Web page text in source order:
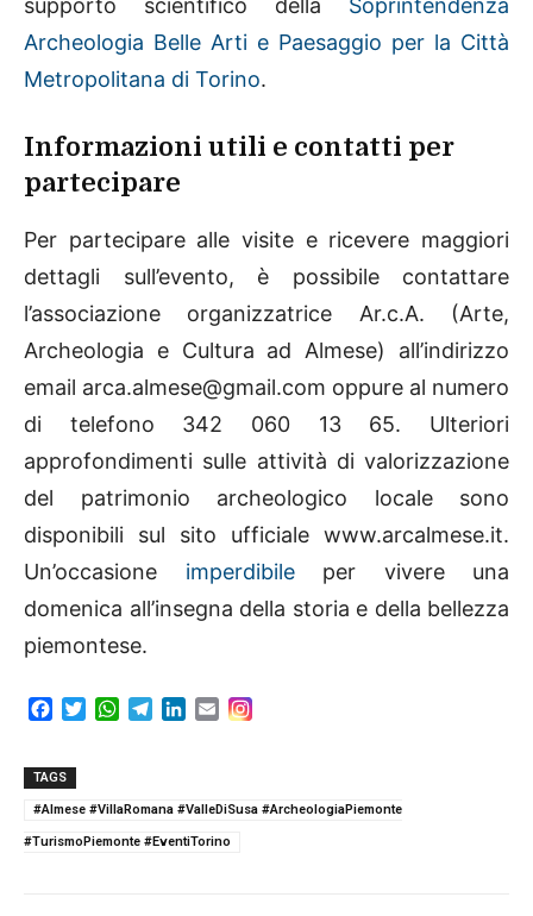
supporto scientifico della Soprintendenza
Archeologia Belle Arti e Paesaggio per la Città
Metropolitana di Torino.
Informazioni utili e contatti per
partecipare
Per partecipare alle visite e ricevere maggiori
dettagli sull’evento, è possibile contattare
l’associazione organizzatrice Ar.c.A. (Arte,
Archeologia e Cultura ad Almese) all’indirizzo
email arca.almese@gmail.com oppure al numero
di telefono 342 060 13 65. Ulteriori
approfondimenti sulle attività di valorizzazione
del patrimonio archeologico locale sono
disponibili sul sito ufficiale www.arcalmese.it.
Un’occasione imperdibileper vivere una
domenica all’insegna della storia e della bellezza
piemontese.
e
b
o
t
r
W
s
p
g
a
e
I
E
l
TAGS
#Almese #VillaRomana #ValleDiSusa #ArcheologiaPiemonte
#TurismoPiemonte #EventiTorino